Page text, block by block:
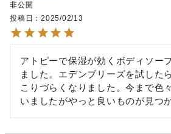
非公開
投稿日
2025/02/13
アトピーで保湿が効くボディソー
ました。エデンブリーズを試した
こりづらくなりました。今まで色
いましたがやっと良いものが見つ